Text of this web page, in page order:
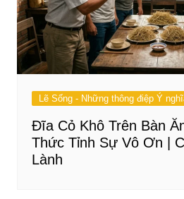
Lẽ Sống - Những thông điệp Ý
Đĩa Cỏ Khô Trên Bàn
Thức Tỉnh Sự Vô Ơn |
Lành